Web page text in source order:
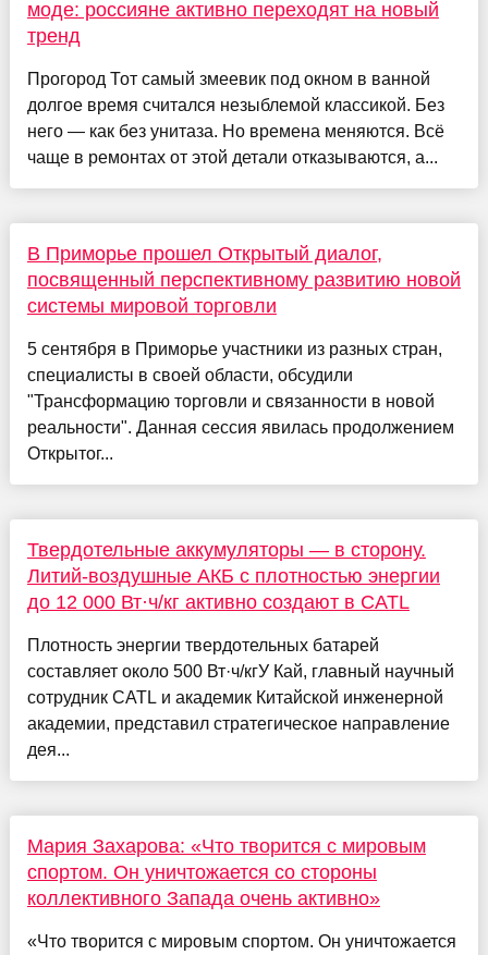
моде: россияне активно переходят на новый
тренд
Прогород Тот самый змеевик под окном в ванной
долгое время считался незыблемой классикой. Без
него — как без унитаза. Но времена меняются. Всё
чаще в ремонтах от этой детали отказываются, а...
В Приморье прошел Открытый диалог,
посвященный перспективному развитию новой
системы мировой торговли
5 сентября в Приморье участники из разных стран,
специалисты в своей области, обсудили
"Трансформацию торговли и связанности в новой
реальности". Данная сессия явилась продолжением
Открытог...
Твердотельные аккумуляторы — в сторону.
Литий-воздушные АКБ с плотностью энергии
до 12 000 Вт·ч/кг активно создают в CATL
Плотность энергии твердотельных батарей
составляет около 500 Вт·ч/кгУ Кай, главный научный
сотрудник CATL и академик Китайской инженерной
академии, представил стратегическое направление
дея...
Мария Захарова: «Что творится с мировым
спортом. Он уничтожается со стороны
коллективного Запада очень активно»
«Что творится с мировым спортом. Он уничтожается